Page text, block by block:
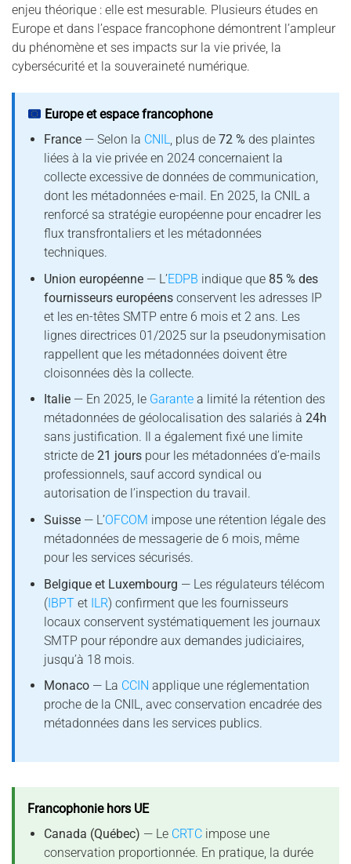
enjeu théorique : elle est mesurable. Plusieurs études en
Europe et dans l’espace francophone démontrent l’ampleur
du phénomène et ses impacts sur la vie privée, la
cybersécurité et la souveraineté numérique.
Europe et espace francophone
France— Selon la CNIL, plus de 72 % des plaintes
liées à la vie privée en 2024 concernaient la
collecte excessive de données de communication,
dont les métadonnées e-mail. En 2025, la CNIL a
renforcé sa stratégie européenne pour encadrer les
flux transfrontaliers et les métadonnées
techniques.
Union européenne— L’EDPB indique que 85 % des
fournisseurs européensconservent les adresses IP
et les en-têtes SMTP entre 6 mois et 2 ans. Les
lignes directrices 01/2025 sur la pseudonymisation
rappellent que les métadonnées doivent être
cloisonnées dès la collecte.
Italie— En 2025, le Garantea limité la rétention des
métadonnées de géolocalisation des salariés à 24h
sans justification. Il a également fixé une limite
stricte de 21 jourspour les métadonnées d’e-mails
professionnels, sauf accord syndical ou
autorisation de l’inspection du travail.
Suisse— L’OFCOM impose une rétention légale des
métadonnées de messagerie de 6 mois, même
pour les services sécurisés.
Belgique et Luxembourg — Les régulateurs télécom
(IBPTet ILR) confirment que les fournisseurs
locaux conservent systématiquement les journaux
SMTP pour répondre aux demandes judiciaires,
jusqu’à 18 mois.
Monaco— La CCIN applique une réglementation
proche de la CNIL, avec conservation encadrée des
métadonnées dans les services publics.
Francophonie hors UE
Canada (Québec) — Le CRTCimpose une
conservation proportionnée. En pratique, la durée